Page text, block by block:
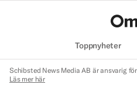
Toppnyheter
Schibsted News Media AB är ansvarig
Läs mer här